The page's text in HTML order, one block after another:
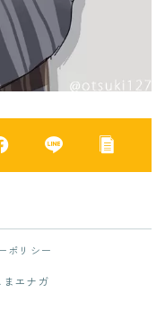
ポリシー
まエナガ